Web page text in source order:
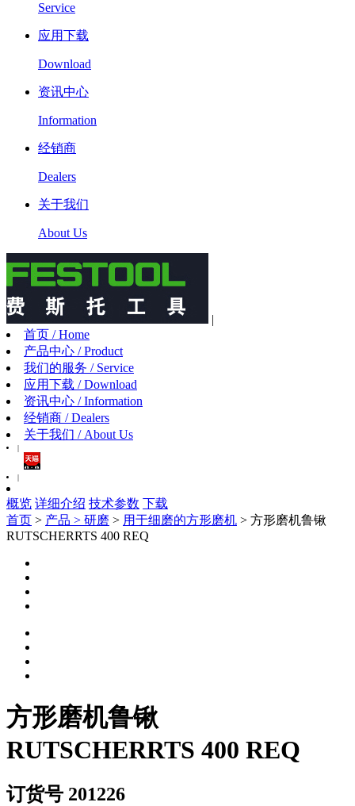
Service
应用下载
Download
资讯中心
Information
经销商
Dealers
关于我们
About Us
|
首页 / Home
产品中心 / Product
我们的服务 / Service
应用下载 / Download
资讯中心 / Information
经销商 / Dealers
关于我们 / About Us
|
|
概览 详细介绍 技术参数 下载
首页 > 产品 > 研磨 > 用于细磨的方形磨机 > 方形磨机鲁锹
RUTSCHERRTS 400 REQ
方形磨机鲁锹
RUTSCHERRTS 400 REQ
订货号 201226